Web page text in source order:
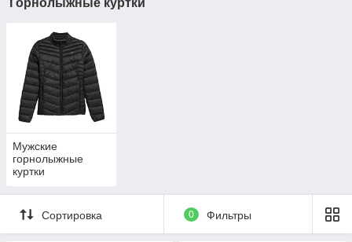
Горнолыжные куртки
Мужские
горнолыжные
куртки
Сортировка 0 Фильтры